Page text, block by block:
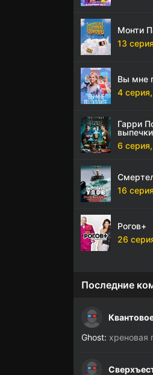
Монти
13
Вы мне
4 серия,
Гарри
выпечки
6 серия,
16
Рогов+
26
Последние
Ghost: хреновая